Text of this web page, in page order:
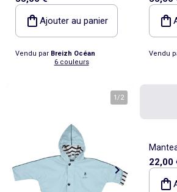
Capuche, Poncho Intérieur
rayé
Ajouter au panier
Vendu par Breizh Océan
6 couleurs
rayé
Vendu
1/2
doublé
22,00